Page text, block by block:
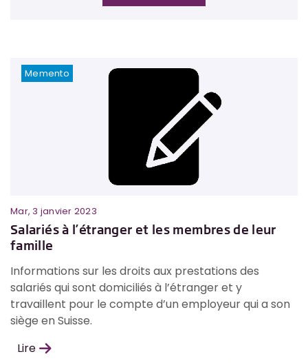
Memento
Mar, 3 janvier 2023
Salariés à l’étranger et les membres de leur
famille
Informations sur les droits aux prestations des
salariés qui sont domiciliés à l’étranger et y
travaillent pour le compte d’un employeur qui a son
siège en Suisse.
Lire